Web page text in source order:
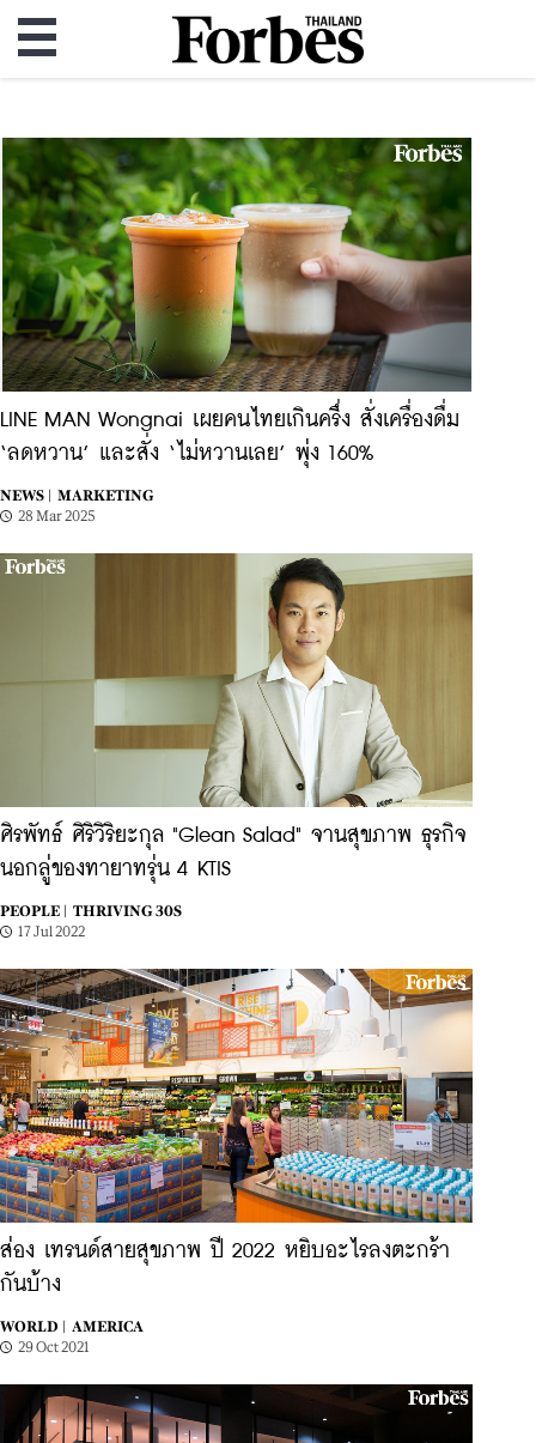
LINE MAN Wongnai เผยคนไทยเกินครึ่ง สั่งเครื่องดื่ม
‘ลดหวาน’ และสั่ง ‘ไม่หวานเลย’ พุ่ง 160%
NEWS |
MARKETING
28 Mar 2025
ศิรพัทธ์ ศิริวิริยะกุล "Glean Salad" จานสุขภาพ ธุรกิจ
นอกลู่ของทายาทรุ่น 4 KTIS
PEOPLE |
THRIVING 30S
17 Jul 2022
ส่อง เทรนด์สายสุขภาพ ปี 2022 หยิบอะไรลงตะกร้า
กันบ้าง
WORLD |
AMERICA
29 Oct 2021